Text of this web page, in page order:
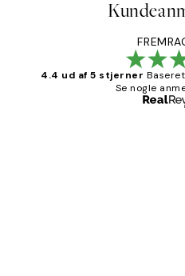
4.4 ud af 5 stjerner
Se nogle